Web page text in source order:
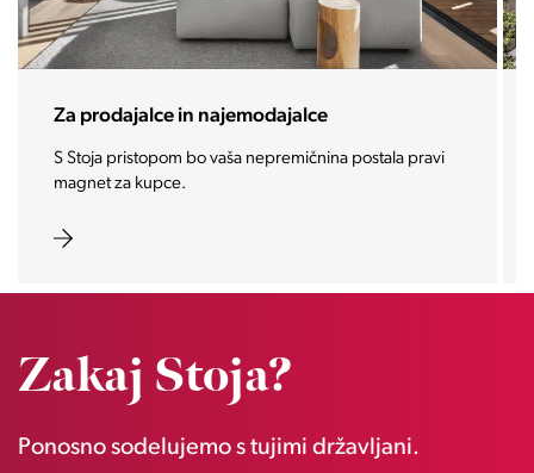
postala pravi
Za investitorje
Vašo investicijo ponesemo med najbolj
Zakaj Stoja?
Ponosno sodelujemo s tujimi državljani.